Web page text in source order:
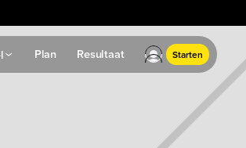
Plan Resultaat Starten